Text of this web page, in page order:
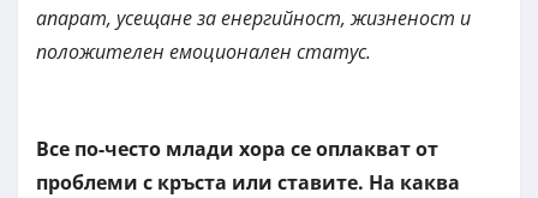
апарат, усещане за енергийност, жизненост и
положителен емоционален статус.
Все по-често млади хора се оплакват от
проблеми с кръста или ставите. На каква